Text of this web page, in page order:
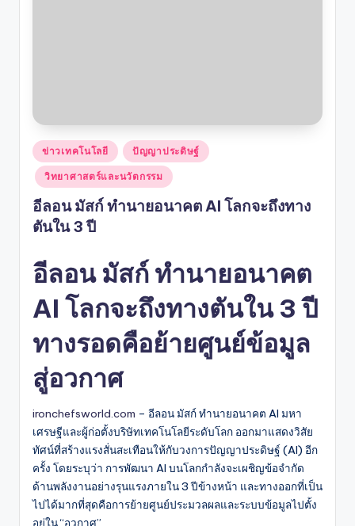
Posted
in
ข่าวเทคโนโลยี ปัญญาประดิษฐ์
วิทยาศาสตร์และนวัตกรรม
อีลอน มัสก์ ทำนายอนาคต AI โลกจะถึงทาง
ตันใน 3 ปี
อีลอน มัสก์ ทำนายอนาคต
AI โลกจะถึงทางตันใน 3 ปี
ทางรอดคือย้ายศูนย์ข้อมูล
สู่อวกาศ
ironchefsworld.com – อีลอน มัสก์ ทำนายอนาคต AI มหา
เศรษฐีและผู้ก่อตั้งบริษัทเทคโนโลยีระดับโลก ออกมาแสดงวิสัย
ทัศน์ที่สร้างแรงสั่นสะเทือนให้กับวงการปัญญาประดิษฐ์ (AI) อีก
ครั้ง โดยระบุว่า การพัฒนา AI บนโลกกำลังจะเผชิญข้อจำกัด
ด้านพลังงานอย่างรุนแรงภายใน 3 ปีข้างหน้า และทางออกที่เป็น
ไปได้มากที่สุดคือการย้ายศูนย์ประมวลผลและระบบข้อมูลไปตั้ง
อยู่ใน “อวกาศ”